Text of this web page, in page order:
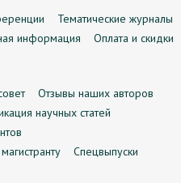
Тематические журналы
информация
Оплата и скидки
Отзывы наших авторов
научных статей
Спецвыпуски